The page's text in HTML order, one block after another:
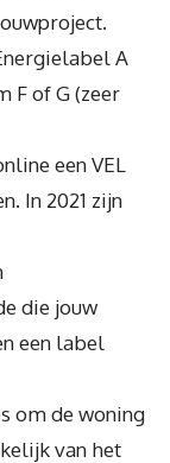
A
F of G (zeer
een VEL
In 2021 zijn
die jouw
een label
om de woning
van het